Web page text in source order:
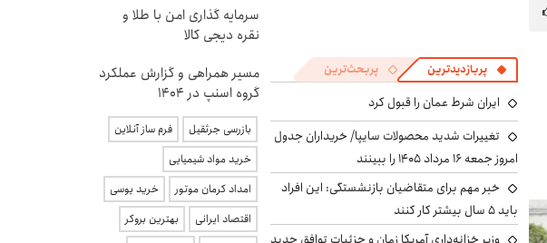
پربازدیدترین پربحث‌ترین
ایران شرط عمان را قبول کرد
تغییرات شدید محصولات سایپا/ خریداران جدول
امروز جمعه ۱۶ مرداد ۱۴۰۵ را ببینند
خبر مهم برای متقاضیان بازنشستگی: این افراد
باید ۵ سال بیشتر کار کنند
سرمایه گذاری امن با طلا و
نقره دیجی کالا
مسیر همراهی و گزارش عملکرد
گروه اسنپ در ۱۴۰۴
بازرسی جرثقیل
فرم ساز آنلاین
خرید مواد شیمیایی
امداد کرمان موتور
خرید یوسی
اقتصاد ایرانی
بهترین بروکر